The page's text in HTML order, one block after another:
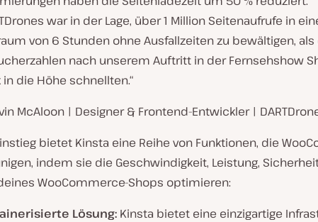
war in der Lage, über 1 Million Seitenaufrufe in
von 6 Stunden ohne Ausfallzeiten zu bewältigen, als
nach unserem Auftritt in der Fernsehshow
in die Höhe schnellten.“
McAloon | Designer & Frontend-Entwickler |
bietet Kinsta eine Reihe von Funktionen, die
indem sie die Geschwindigkeit, Leistung,
WooCommerce-Shops optimieren:
Lösung: Kinsta bietet eine einzigartige